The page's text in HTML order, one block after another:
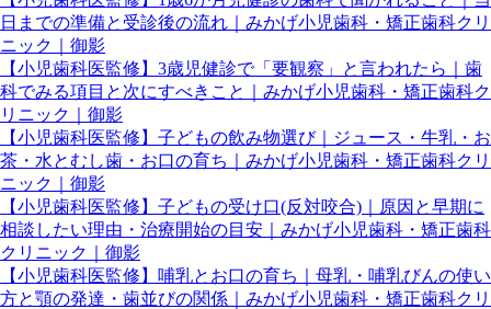
日までの準備と受診後の流れ｜みかげ小児歯科・矯正歯科クリ
ニック｜御影
【小児歯科医監修】3歳児健診で「要観察」と言われたら｜歯
科でみる項目と次にすべきこと｜みかげ小児歯科・矯正歯科ク
リニック｜御影
【小児歯科医監修】子どもの飲み物選び｜ジュース・牛乳・お
茶・水とむし歯・お口の育ち｜みかげ小児歯科・矯正歯科クリ
ニック｜御影
【小児歯科医監修】子どもの受け口(反対咬合)｜原因と早期に
相談したい理由・治療開始の目安｜みかげ小児歯科・矯正歯科
クリニック｜御影
【小児歯科医監修】哺乳とお口の育ち｜母乳・哺乳びんの使い
方と顎の発達・歯並びの関係｜みかげ小児歯科・矯正歯科クリ